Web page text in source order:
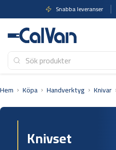
till
innehåll
Snabba leveranser
Hem Köpa Handverktyg Knivar
Knivset